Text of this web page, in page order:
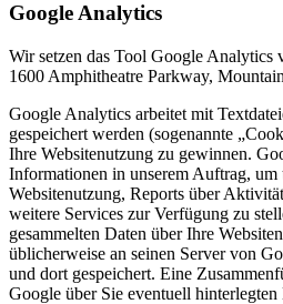
Google Analytics
Wir setzen das Tool Google Analytics
1600 Amphitheatre Parkway,
Google Analytics arbeitet mit
gespeichert werden (sogenannte
Ihre Websitenutzung zu gewinnen.
Informationen in unserem Auftrag,
Websitenutzung, Reports über
weitere Services zur Verfügung zu
gesammelten Daten über Ihre
üblicherweise an seinen Server von
und dort gespeichert. Eine
Google über Sie eventuell